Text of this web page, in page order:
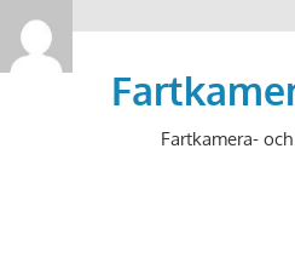
Hoppa
till
Fartkamera-